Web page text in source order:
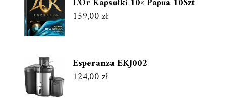
159,00zł
Esperanza EKJ002
124,00zł